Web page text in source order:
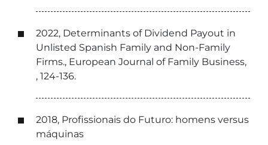
2022, Determinants of Dividend Payout in
Unlisted Spanish Family and Non-Family
Firms., European Journal of Family Business,
, 124-136.
2018, Profissionais do Futuro: homens versus
máquinas